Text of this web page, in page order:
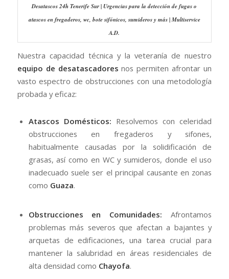
Desatascos 24h Tenerife Sur | Urgencias para la detección de fugas o
atascos en fregaderos, wc, bote sifónicos, sumideros y más | Multiservice
A.D.
Nuestra capacidad técnica y la veteranía de nuestro
equipo de desatascadores nos permiten afrontar un
vasto espectro de obstrucciones con una metodología
probada y eficaz:
Atascos Domésticos: Resolvemos con celeridad
obstrucciones en fregaderos y sifones,
habitualmente causadas por la solidificación de
grasas, así como en WC y sumideros, donde el uso
inadecuado suele ser el principal causante en zonas
como Guaza.
Obstrucciones en Comunidades: Afrontamos
problemas más severos que afectan a bajantes y
arquetas de edificaciones, una tarea crucial para
mantener la salubridad en áreas residenciales de
alta densidad como Chayofa.